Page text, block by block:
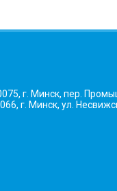
г. Минск, пер.
г. Минск, ул.